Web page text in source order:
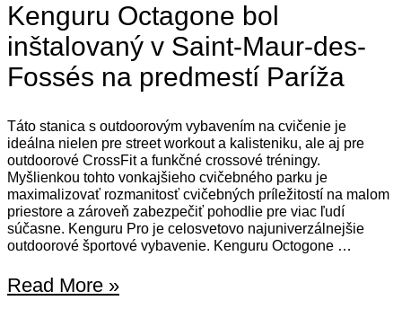
Kenguru Octagone bol
inštalovaný v Saint-Maur-des-
Fossés na predmestí Paríža
Táto stanica s outdoorovým vybavením na cvičenie je
ideálna nielen pre street workout a kalisteniku, ale aj pre
outdoorové CrossFit a funkčné crossové tréningy.
Myšlienkou tohto vonkajšieho cvičebného parku je
maximalizovať rozmanitosť cvičebných príležitostí na malom
priestore a zároveň zabezpečiť pohodlie pre viac ľudí
súčasne. Kenguru Pro je celosvetovo najuniverzálnejšie
outdoorové športové vybavenie. Kenguru Octogone …
Kenguru
Read More »